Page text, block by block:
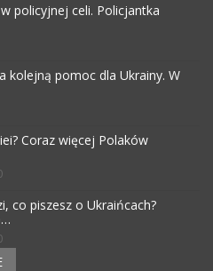
policyjnej celi. Policjantka
kolejną pomoc dla Ukrainy. W
Coraz więcej Polaków
co piszesz o Ukraińcach?